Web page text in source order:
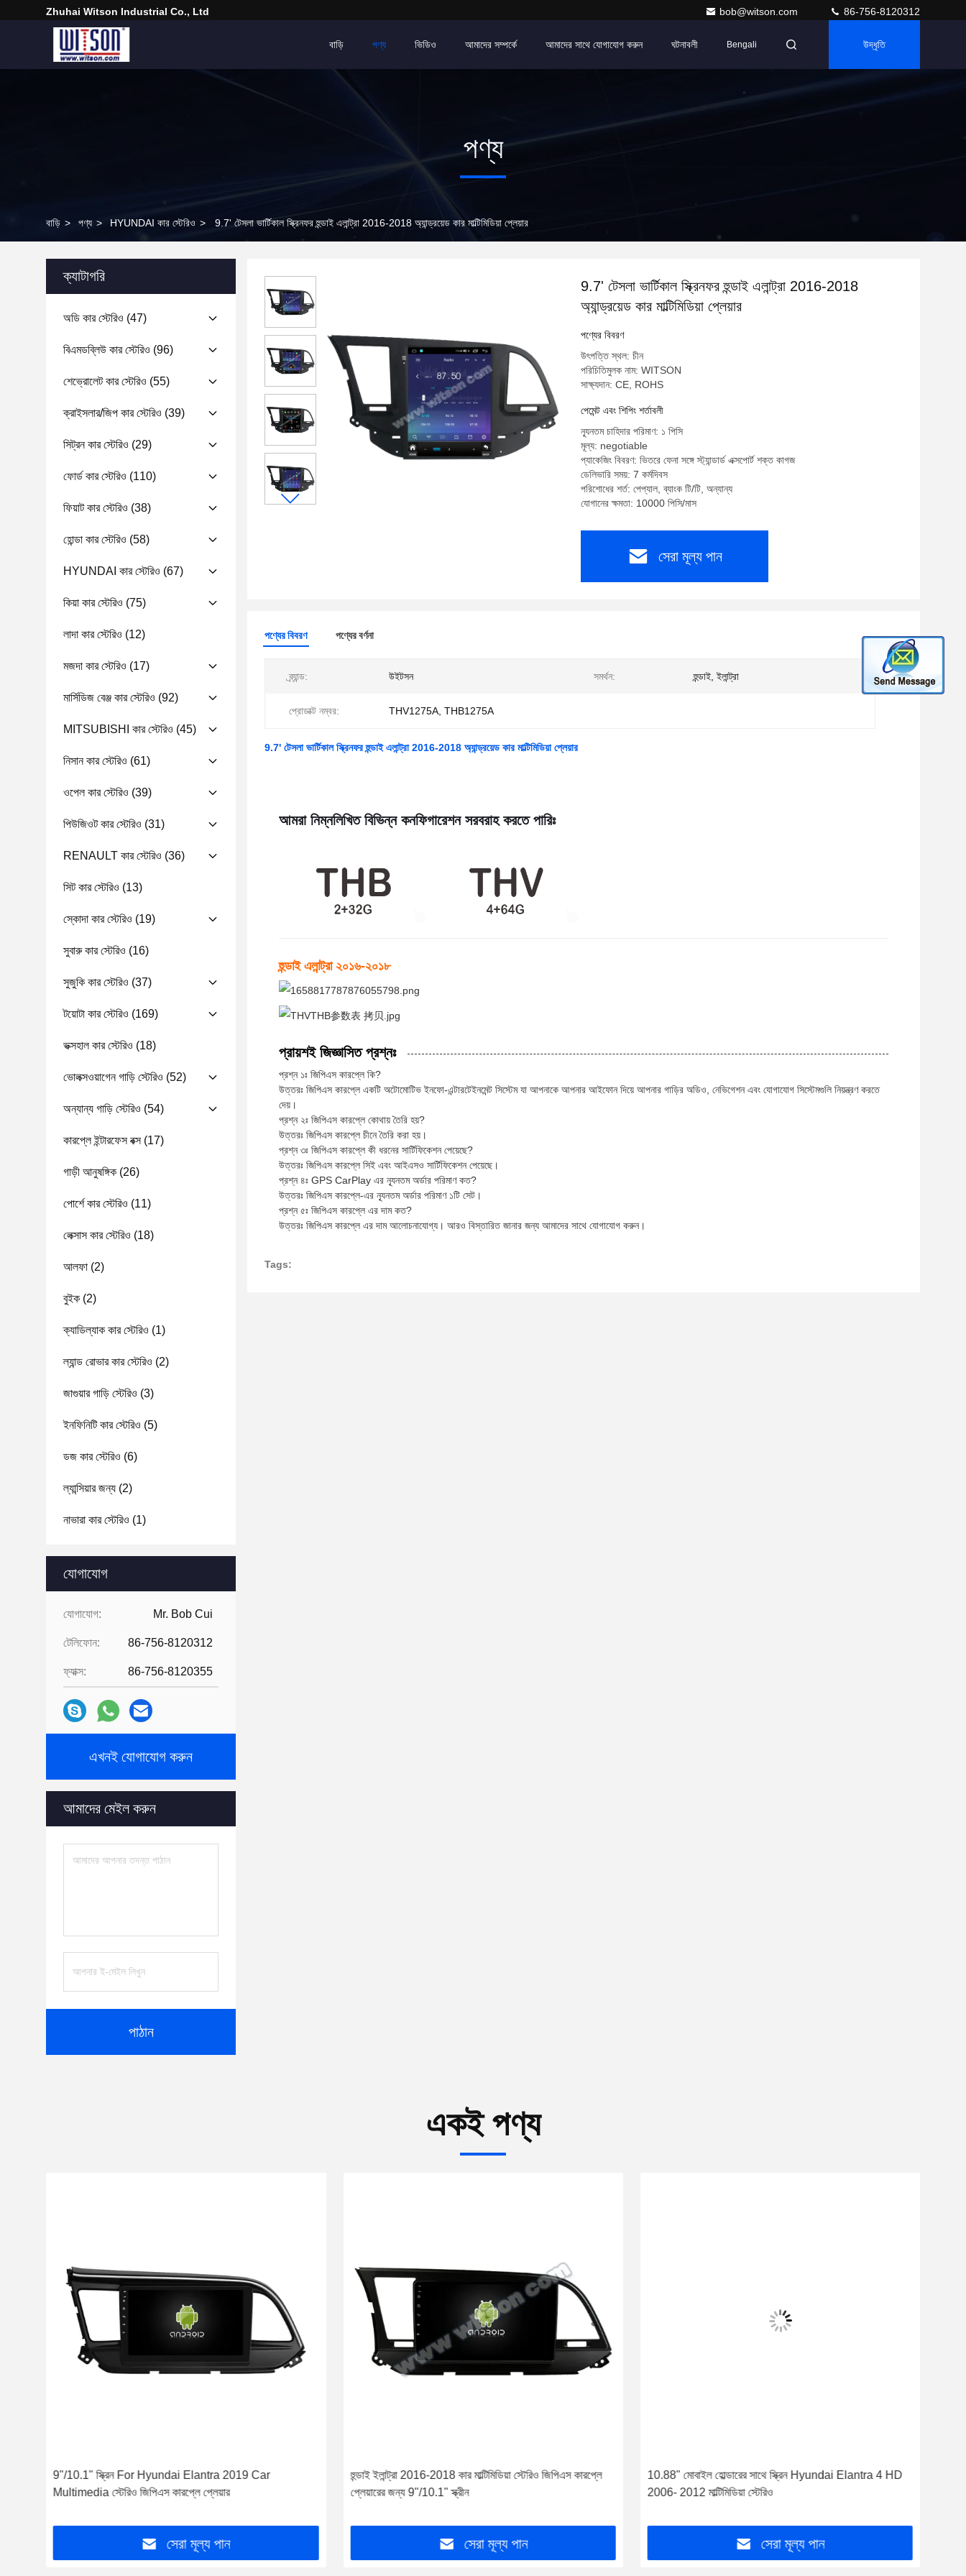
Zhuhai Witson Industrial Co., Ltd bob@witson.com 86-756-8120312
বাড়ি পণ্য ভিডিও আমাদের সম্পর্কে আমাদের সাথে যোগাযোগ করুন ঘটনাবলী Bengali উদ্ধৃতি
পণ্য
বাড়ি > পণ্য > HYUNDAI কার স্টেরিও > 9.7' টেসলা ভার্টিকাল স্ক্রিনফর হুন্ডাই এলান্ট্রা 2016-2018 অ্যান্ড্রয়েড কার মাল্টিমিডিয়া প্লেয়ার
ক্যাটাগরি
অডি কার স্টেরিও (47)
বিএমডব্লিউ কার স্টেরিও (96)
শেভ্রোলেট কার স্টেরিও (55)
ক্রাইসলার/জিপ কার স্টেরিও (39)
সিট্রন কার স্টেরিও (29)
ফোর্ড কার স্টেরিও (110)
ফিয়াট কার স্টেরিও (38)
হোন্ডা কার স্টেরিও (58)
HYUNDAI কার স্টেরিও (67)
কিয়া কার স্টেরিও (75)
লাদা কার স্টেরিও (12)
মজদা কার স্টেরিও (17)
মার্সিডিজ বেঞ্জ কার স্টেরিও (92)
MITSUBISHI কার স্টেরিও (45)
নিসান কার স্টেরিও (61)
ওপেল কার স্টেরিও (39)
পিউজিওট কার স্টেরিও (31)
RENAULT কার স্টেরিও (36)
সিট কার স্টেরিও (13)
স্কোদা কার স্টেরিও (19)
সুবারু কার স্টেরিও (16)
সুজুকি কার স্টেরিও (37)
টয়োটা কার স্টেরিও (169)
ভক্সহাল কার স্টেরিও (18)
ভোলক্সওয়াগেন গাড়ি স্টেরিও (52)
অন্যান্য গাড়ি স্টেরিও (54)
কারপ্লে ইন্টারফেস বক্স(17)
গাড়ী আনুষঙ্গিক (26)
পোর্শে কার স্টেরিও (11)
লেক্সাস কার স্টেরিও (18)
আলফা (2)
বুইক (2)
ক্যাডিল্যাক কার স্টেরিও (1)
ল্যান্ড রোভার কার স্টেরিও (2)
জাগুয়ার গাড়ি স্টেরিও (3)
ইনফিনিটি কার স্টেরিও (5)
ডজ কার স্টেরিও (6)
ল্যান্সিয়ার জন্য (2)
নাভারা কার স্টেরিও (1)
যোগাযোগ
যোগাযোগ: Mr. Bob Cui
টেলিফোন: 86-756-8120312
ফ্যাক্স: 86-756-8120355
এখনই যোগাযোগ করুন
আমাদের মেইল ​​করুন
পাঠান
9.7' টেসলা ভার্টিকাল স্ক্রিনফর হুন্ডাই এলান্ট্রা 2016-2018
অ্যান্ড্রয়েড কার মাল্টিমিডিয়া প্লেয়ার
পণ্যের বিবরণ
উৎপত্তি স্থল: চীন
পরিচিতিমুলক নাম: WITSON
সাক্ষ্যদান: CE, ROHS
পেমেন্ট এবং শিপিং শর্তাবলী
ন্যূনতম চাহিদার পরিমাণ: ১ পিসি
মূল্য: negotiable
প্যাকেজিং বিবরণ: ভিতরে ফেনা সঙ্গে স্ট্যান্ডার্ড এক্সপোর্ট শক্ত কাগজ
ডেলিভারি সময়: 7 কর্মদিবস
পরিশোধের শর্ত: পেপ্যাল, ব্যাংক টি/টি, অন্যান্য
যোগানের ক্ষমতা: 10000 পিসি/মাস
সেরা মূল্য পান
পণ্যের বিবরণ পণ্যের বর্ণনা
ব্র্যান্ড: উইটসন সমর্থন: হুন্ডাই, ইলান্ট্রা
প্রোডাক্ট নম্বর: THV1275A, THB1275A
9.7' টেসলা ভার্টিকাল স্ক্রিনফর হুন্ডাই এলান্ট্রা 2016-2018 অ্যান্ড্রয়েড কার মাল্টিমিডিয়া প্লেয়ার
আমরা নিম্নলিখিত বিভিন্ন কনফিগারেশন সরবরাহ করতে পারিঃ
হুন্ডাই এলান্ট্রা ২০১৬-২০১৮
প্রায়শই জিজ্ঞাসিত প্রশ্নঃ
প্রশ্ন ১ঃ জিপিএস কারপ্লে কি?
উত্তরঃ জিপিএস কারপ্লে একটি অটোমোটিভ ইনফো-এন্টারটেইনমেন্ট সিস্টেম যা আপনাকে আপনার আইফোন দিয়ে আপনার গাড়ির অডিও, নেভিগেশন এবং যোগাযোগ সিস্টেমগুলি নিয়ন্ত্রণ করতে
দেয়।
প্রশ্ন ২ঃ জিপিএস কারপ্লে কোথায় তৈরি হয়?
উত্তরঃ জিপিএস কারপ্লে চীনে তৈরি করা হয়।
প্রশ্ন ৩ঃ জিপিএস কারপ্লে কী ধরনের সার্টিফিকেশন পেয়েছে?
উত্তরঃ জিপিএস কারপ্লে সিই এবং আইএসও সার্টিফিকেশন পেয়েছে।
প্রশ্ন ৪ঃ GPS CarPlay এর ন্যূনতম অর্ডার পরিমাণ কত?
উত্তরঃ জিপিএস কারপ্লে-এর ন্যূনতম অর্ডার পরিমাণ ১টি সেট।
প্রশ্ন ৫ঃ জিপিএস কারপ্লে এর দাম কত?
উত্তরঃ জিপিএস কারপ্লে এর দাম আলোচনাযোগ্য। আরও বিস্তারিত জানার জন্য আমাদের সাথে যোগাযোগ করুন।
Tags:
একই পণ্য
9"/10.1" স্ক্রিন For Hyundai Elantra 2019 Car
Multimedia স্টেরিও জিপিএস কারপ্লে প্লেয়ার
সেরা মূল্য পান
হুন্ডাই ইলান্ট্রা 2016-2018 কার মাল্টিমিডিয়া স্টেরিও জিপিএস কারপ্লে
প্লেয়ারের জন্য 9"/10.1" স্ক্রীন
সেরা মূল্য পান
10.88" মোবাইল হোল্ডারের সাথে স্ক্রিন Hyundai Elantra 4 HD
2006- 2012 মাল্টিমিডিয়া স্টেরিও
সেরা মূল্য পান